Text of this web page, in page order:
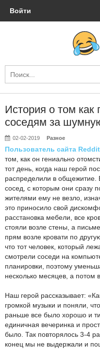
Войти
История о том как
соседям за
02-02-2019 Разное
Пользователь сайта Reddit
том, как он гениально
тот день, когда наш герой
распределили в общежитие.
сосед, с которым они сразу
жителями ему не везло,
это приносило свой
расстановка мебели, все
стояли возле стены, а
прям возле кровати по
что тот человек, который
смотрели соседи на
планировки, поэтому
несколько месяцев, а потом
Наш герой рассказывает:
громкой музыки и поняли,
раньше все было хорошо и
единичная вечеринка и
было. Так повторялось 3-4
конец мы не выдержали и